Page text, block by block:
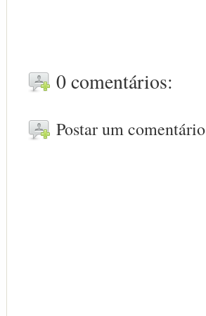
0 comentários:
Postar um comentário